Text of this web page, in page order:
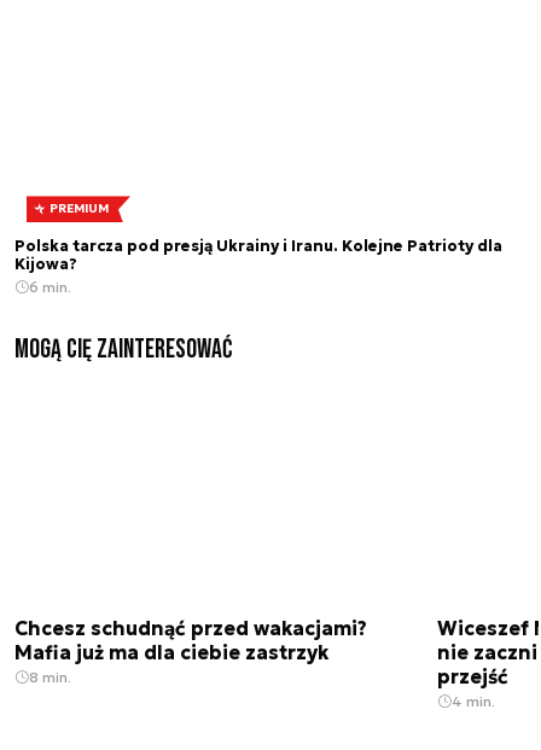
PREMIUM
Polska tarcza pod presją Ukrainy i Iranu. Kolejne Patrioty dla
Kijowa?
6 min.
Mogą Cię zainteresować
Chcesz schudnąć przed wakacjami?
Mafia już ma dla ciebie zastrzyk
8 min.
Wiceszef
nie
przejść
4 min.